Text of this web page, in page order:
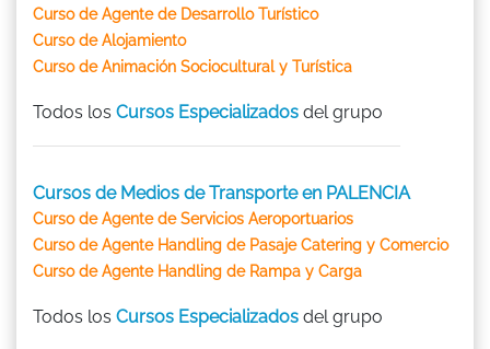
Curso de Agente de Desarrollo Turístico
Curso de Alojamiento
Curso de Animación Sociocultural y Turística
Todos los Cursos Especializados del grupo
Cursos de Medios de Transporte en PALENCIA
Curso de Agente de Servicios Aeroportuarios
Curso de Agente Handling de Pasaje Catering y Comercio
Curso de Agente Handling de Rampa y Carga
Todos los Cursos Especializados del grupo